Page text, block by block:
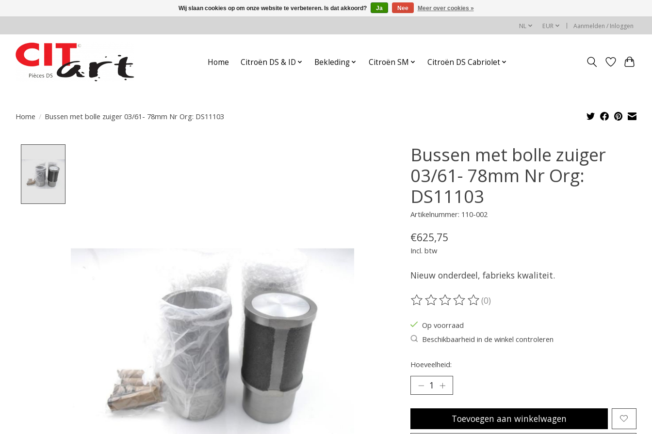
NL EUR Aanmelden / Inloggen
Home Citroën DS & ID Bekleding Citroën SM Citroën DS Cabriolet
Home / Bussen met bolle zuiger 03/61- 78mm Nr Org: DS11103
Bussen met bolle zuiger
03/61- 78mm Nr Org:
DS11103
Artikelnummer: 110-002
€625,75
Incl. btw
Nieuw onderdeel, fabrieks kwaliteit.
De beoordeling van dit product is
(0)
Op voorraad
Beschikbaarheid in de winkel controleren
Hoeveelheid:
Toevoegen aan winkelwagen
Wij slaan cookies op om onze website te verbeteren. Is dat akkoord? Ja Nee Meer over cookies »